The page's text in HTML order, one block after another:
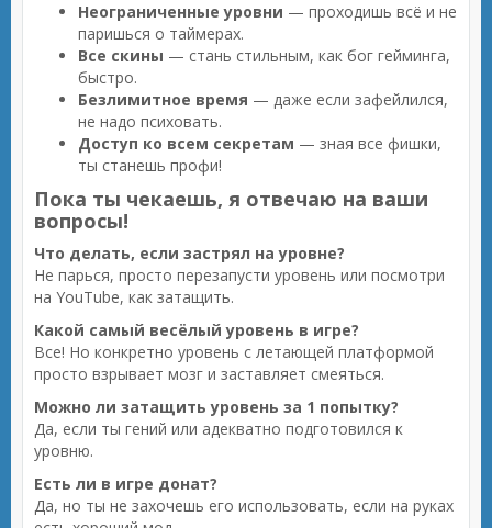
Неограниченные уровни — проходишь всё и не
паришься о таймерах.
Все скины — стань стильным, как бог гейминга,
быстро.
Безлимитное время — даже если зафейлился,
не надо психовать.
Доступ ко всем секретам — зная все фишки,
ты станешь профи!
Пока ты чекаешь, я отвечаю на ваши
вопросы!
Что делать, если застрял на уровне?
Не парься, просто перезапусти уровень или посмотри
на YouTube, как затащить.
Какой самый весёлый уровень в игре?
Все! Но конкретно уровень с летающей платформой
просто взрывает мозг и заставляет смеяться.
Можно ли затащить уровень за 1 попытку?
Да, если ты гений или адекватно подготовился к
уровню.
Есть ли в игре донат?
Да, но ты не захочешь его использовать, если на руках